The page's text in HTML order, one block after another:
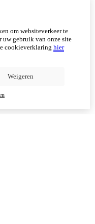
om websiteverkeer te
uw gebruik van onze site
cookieverklaring hier
Weigeren
(Tholen en